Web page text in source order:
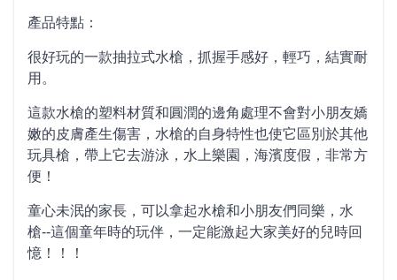
產品特點：
很好玩的一款抽拉式水槍，抓握手感好，輕巧，結實耐
用。
這款水槍的塑料材質和圓潤的邊角處理不會對小朋友嬌
嫩的皮膚產生傷害，水槍的自身特性也使它區別於其他
玩具槍，帶上它去游泳，水上樂園，海濱度假，非常方
便！
童心未泯的家長，可以拿起水槍和小朋友們同樂，水
槍--這個童年時的玩伴，一定能激起大家美好的兒時回
憶！！！